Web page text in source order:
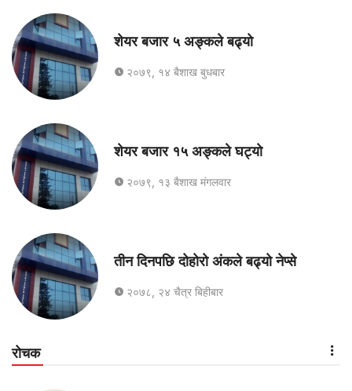
शेयर बजार ५ अङ्कले बढ्यो
२०७९, १४ बैशाख बुधबार
शेयर बजार १५ अङ्कले घट्यो
२०७९, १३ बैशाख मंगलवार
तीन दिनपछि दोहोरो अंकले बढ्यो नेप्से
२०७८, २४ चैत्र बिहीबार
रोचक